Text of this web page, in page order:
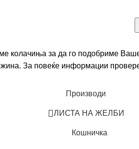
колачиња за да го подобриме
За повеќе информации
Производи
ЛИСТА НА ЖЕЛБИ
Кошничка